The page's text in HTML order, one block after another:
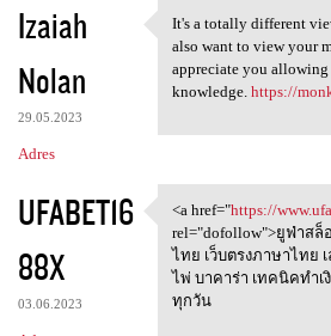
Izaiah
Nolan
29.05.2023
Adres
It's a totally
It's a totally different
also want to view your
appreciate you
knowledge. https://
UFABET16
88X
03.06.2023
<a href="https://
<a href="https://
rel="dofollow">ยูฟ่าสล็
ไทย เว็บตรงภาษาไทย
ไพ่ บาคาร่า เทคนิคทำเ
ทุกวัน